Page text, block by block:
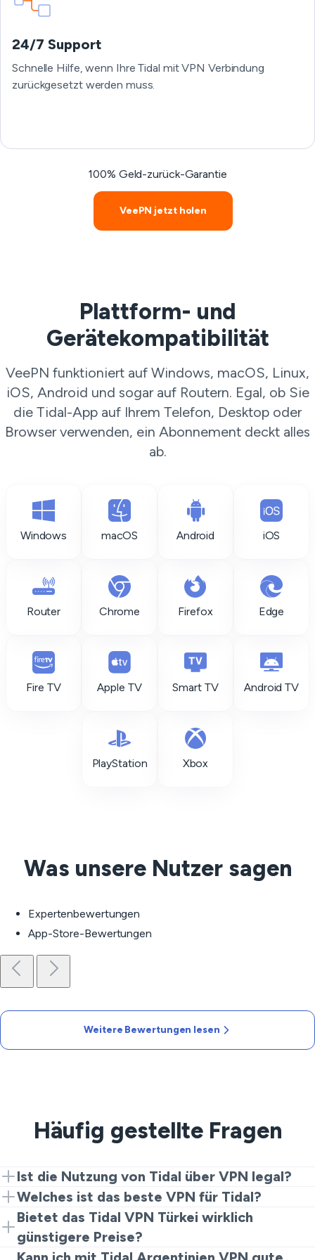
24/7 Support
Schnelle Hilfe, wenn Ihre Tidal mit VPN Verbindung
zurückgesetzt werden muss.
100% Geld-zurück-Garantie
VeePN jetzt holen
Plattform- und
Gerätekompatibilität
VeePN funktioniert auf Windows, macOS, Linux,
iOS, Android und sogar auf Routern. Egal, ob Sie
die Tidal-App auf Ihrem Telefon, Desktop oder
Browser verwenden, ein Abonnement deckt alles
ab.
Windows macOS Android iOS
Router Chrome Firefox Edge
Fire TV Apple TV Smart TV Android TV
PlayStation Xbox
Was unsere Nutzer sagen
Expertenbewertungen
App-Store-Bewertungen
Weitere Bewertungen lesen
Häufig gestellte Fragen
Ist die Nutzung von Tidal über VPN legal?
Ja, die Nutzung eines VPNs, um Tidal aus einer
anderen Region zu nutzen, ist in den meisten Ländern
legal. Sie ändern lediglich Ihren virtuellen Standort.
Welches ist das beste VPN für Tidal?
Das beste VPN für Tidal ist eines mit schnellen
Servern, solidem Datenschutz und ohne Drosselung.
VeePN erfüllt all diese Anforderungen für ein
Bietet das Tidal VPN Türkei wirklich
günstigere Preise?
Ja, viele Nutzer verbinden sich mit der Türkei, um